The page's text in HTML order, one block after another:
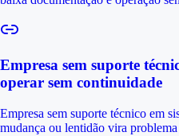
Empresa sem suporte
operar sem continuidade
Empresa sem suporte técnico em
mudança ou lentidão vira